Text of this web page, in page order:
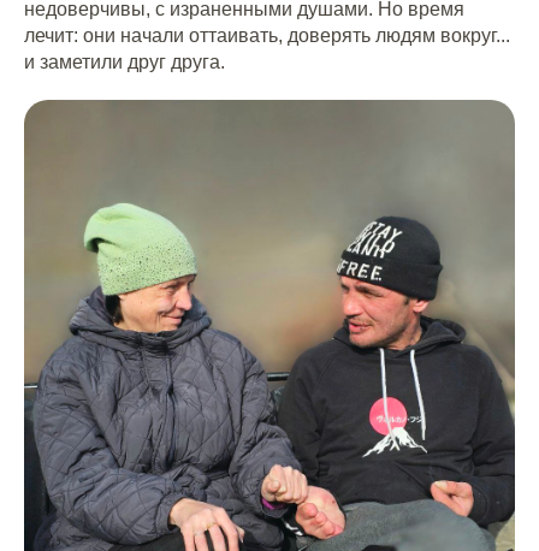
недоверчивы, с израненными душами. Но время
лечит: они начали оттаивать, доверять людям вокруг...
и заметили друг друга.